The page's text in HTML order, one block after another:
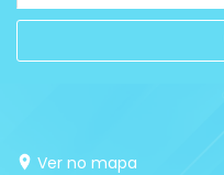
Ver no mapa